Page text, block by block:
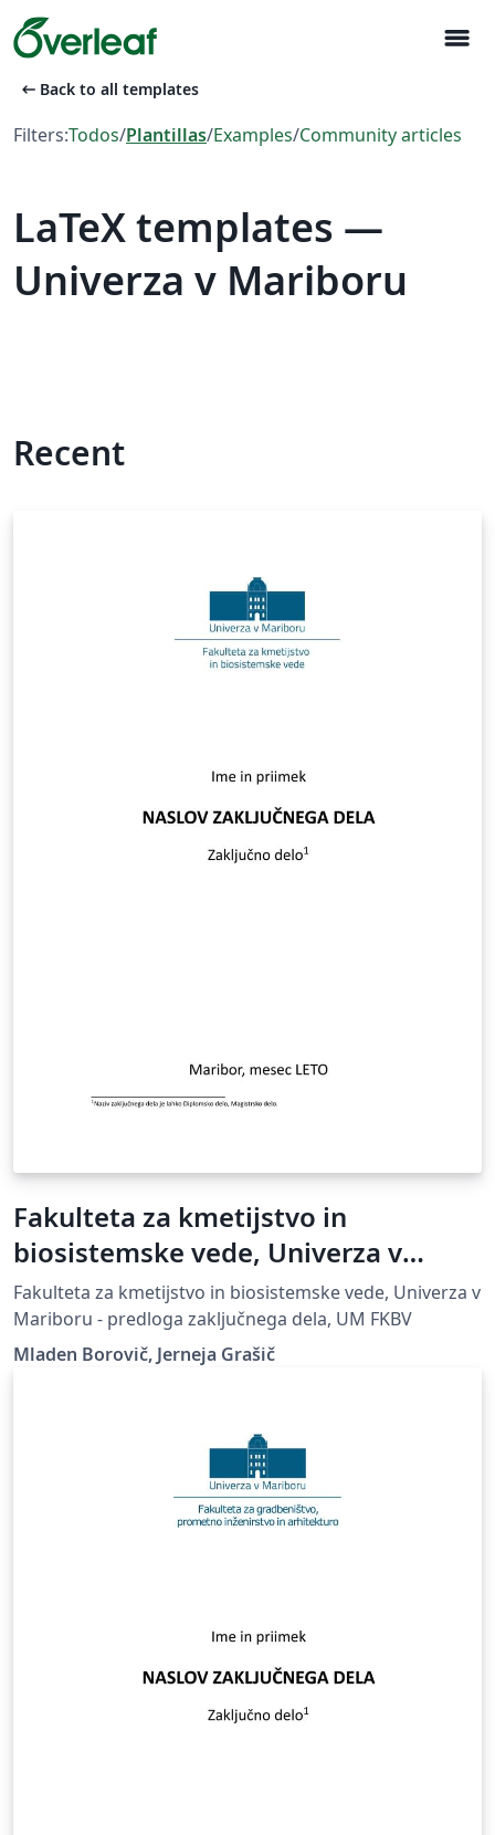
menu
arrow_left_alt Back to all templates
Filters:Todos/Plantillas/Examples/Community articles
LaTeX templates —
Univerza v Mariboru
Recent
Fakulteta za kmetijstvo in
biosistemske vede, Univerza v
Mariboru - predloga zaključnega
dela
Fakulteta za kmetijstvo in biosistemske vede, Univerza v
Mariboru - predloga zaključnega dela, UM FKBV
Mladen Borovič, Jerneja Grašič